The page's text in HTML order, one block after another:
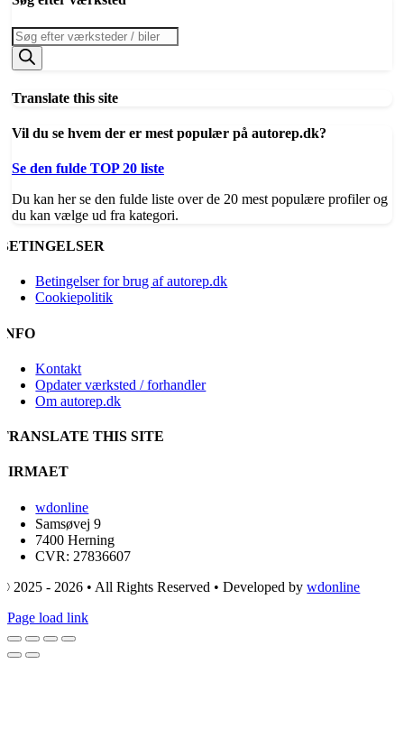
Products
search
Translate this site
Vil du se hvem der er mest populær på autorep.dk?
Se den fulde TOP 20 liste
Du kan her se den fulde liste over de 20 mest populære profiler og
du kan vælge ud fra kategori.
BETINGELSER
Betingelser for brug af autorep.dk
Cookiepolitik
INFO
Kontakt
Opdater værksted / forhandler
Om autorep.dk
TRANSLATE THIS SITE
FIRMAET
wdonline
Samsøvej 9
7400 Herning
CVR: 27836607
© 2025 - 2026 • All Rights Reserved • Developed bywdonline
Page load link